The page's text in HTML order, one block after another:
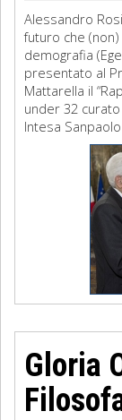
Alessandro
futuro che
demografia
presentato al
Mattarella il
under 32
Intesa
Gloria